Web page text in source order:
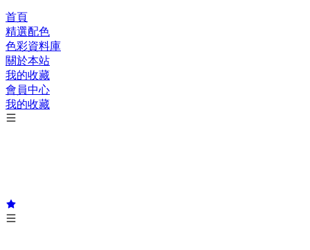
首頁
精選配色
色彩資料庫
關於本站
我的收藏
會員中心
我的收藏